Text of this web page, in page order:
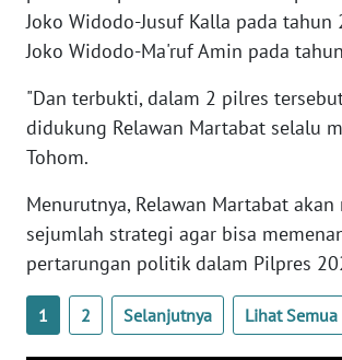
Joko Widodo-Jusuf Kalla pada tahun
Joko Widodo-Ma'ruf Amin pada
"Dan terbukti, dalam 2 pilres
didukung Relawan Martabat selalu
Tohom.
Menurutnya, Relawan Martabat
sejumlah strategi agar bisa
pertarungan politik dalam Pilpres
1 2 Selanjutnya Lihat Semua
LAMPUNG
JATENG
WN
WN
JOGJA
JATIM